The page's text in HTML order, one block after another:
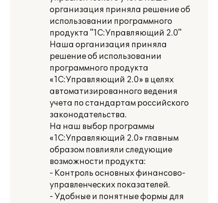
организация приняла решение об
использовании программного
продукта "1С:Управляющий 2.0"
Наша организация приняла
решение об использовании
программного продукта
«1С:Управляющий 2.0» в целях
автоматизированного ведения
учета по стандартам российского
законодательства.
На наш выбор программы
«1С:Управляющий 2.0» главным
образом повлияли следующие
возможности продукта:
- Контроль основных финансово-
управленческих показателей.
- Удобные и понятные формы для